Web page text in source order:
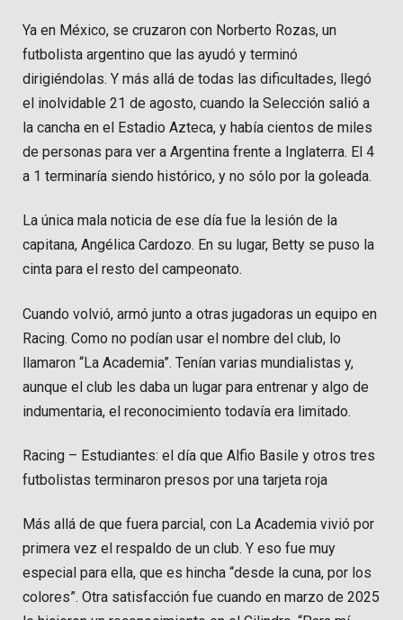
Ya en México, se cruzaron con Norberto Rozas, un
futbolista argentino que las ayudó y terminó
dirigiéndolas. Y más allá de todas las dificultades, llegó
el inolvidable 21 de agosto, cuando la Selección salió a
la cancha en el Estadio Azteca, y había cientos de miles
de personas para ver a Argentina frente a Inglaterra. El 4
a 1 terminaría siendo histórico, y no sólo por la goleada.
La única mala noticia de ese día fue la lesión de la
capitana, Angélica Cardozo. En su lugar, Betty se puso la
cinta para el resto del campeonato.
Cuando volvió, armó junto a otras jugadoras un equipo en
Racing. Como no podían usar el nombre del club, lo
llamaron “La Academia”. Tenían varias mundialistas y,
aunque el club les daba un lugar para entrenar y algo de
indumentaria, el reconocimiento todavía era limitado.
Racing – Estudiantes: el día que Alfio Basile y otros tres
futbolistas terminaron presos por una tarjeta roja
Más allá de que fuera parcial, con La Academia vivió por
primera vez el respaldo de un club. Y eso fue muy
especial para ella, que es hincha “desde la cuna, por los
colores”. Otra satisfacción fue cuando en marzo de 2025